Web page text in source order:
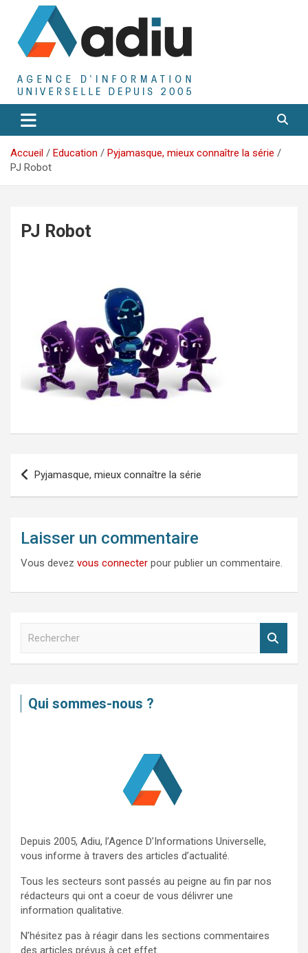
contenu
Adiu
Agence D'Informations Universelle
Accueil Education
Pyjamasque, mieux connaître la série
PJ Robot
PJ Robot
Navigation
de
Pyjamasque, mieux connaître la série
Laisser un commentaire
Vous devez vous connecter pour publier un commentaire.
c
Qui sommes-nous ?
Depuis 2005, Adiu, l’Agence D’Informations Universelle,
vous informe à travers des articles d’actualité.
Tous les secteurs sont passés au peigne au fin par nos
rédacteurs qui ont a coeur de vous délivrer une
information qualitative.
N’hésitez pas à réagir dans les sections commentaires
des articles prévus à cet effet.